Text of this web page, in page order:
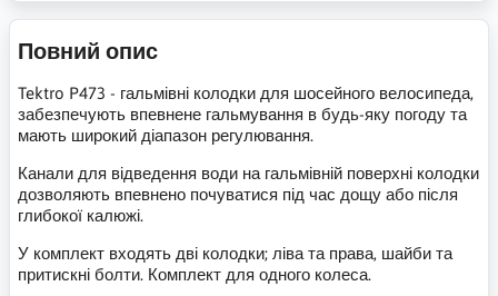
Повний опис
Tektro P473 - гальмівні колодки для шосейного велосипеда,
забезпечують впевнене гальмування в будь-яку погоду та
мають широкий діапазон регулювання.
Канали для відведення води на гальмівній поверхні колодки
дозволяють впевнено почуватися під час дощу або після
глибокої калюжі.
У комплект входять дві колодки; ліва та права, шайби та
притискні болти. Комплект для одного колеса.